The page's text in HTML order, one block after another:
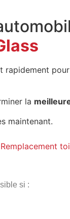
rapidement
la
maintenant.
si :